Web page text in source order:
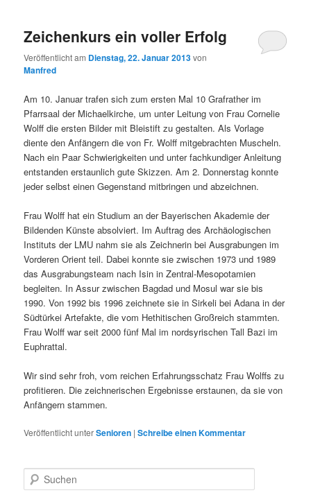
Zeichenkurs ein voller Erfolg
Veröffentlicht am Dienstag, 22. Januar 2013von
Manfred
Am 10. Januar trafen sich zum ersten Mal 10 Grafrather im
Pfarrsaal der Michaelkirche, um unter Leitung von Frau Cornelie
Wolff die ersten Bilder mit Bleistift zu gestalten. Als Vorlage
diente den Anfängern die von Fr. Wolff mitgebrachten Muscheln.
Nach ein Paar Schwierigkeiten und unter fachkundiger Anleitung
entstanden erstaunlich gute Skizzen. Am 2. Donnerstag konnte
jeder selbst einen Gegenstand mitbringen und abzeichnen.
Frau Wolff hat ein Studium an der Bayerischen Akademie der
Bildenden Künste absolviert. Im Auftrag des Archäologischen
Instituts der LMU nahm sie als Zeichnerin bei Ausgrabungen im
Vorderen Orient teil. Dabei konnte sie zwischen 1973 und 1989
das Ausgrabungsteam nach Isin in Zentral-Mesopotamien
begleiten. In Assur zwischen Bagdad und Mosul war sie bis
1990. Von 1992 bis 1996 zeichnete sie in Sirkeli bei Adana in der
Südtürkei Artefakte, die vom Hethitischen Großreich stammten.
Frau Wolff war seit 2000 fünf Mal im nordsyrischen Tall Bazi im
Euphrattal.
Wir sind sehr froh, vom reichen Erfahrungsschatz Frau Wolffs zu
profitieren. Die zeichnerischen Ergebnisse erstaunen, da sie von
Anfängern stammen.
Veröffentlicht unterSenioren |Schreibe einen Kommentar
u